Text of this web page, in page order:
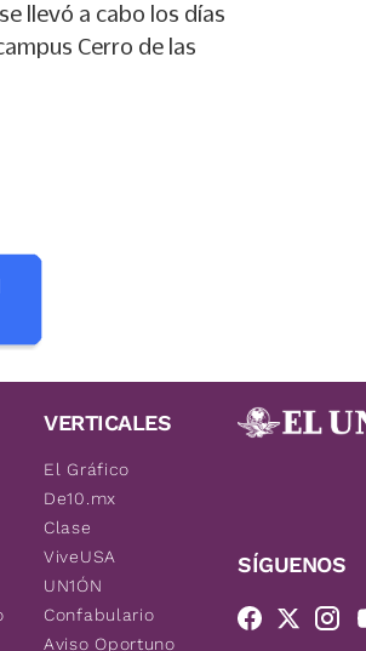
llevó a cabo los días
Cerro de las
VERTICALES
El Gráfico
De10.mx
Clase
ViveUSA
UN1ÓN
Confabulario
Aviso Oportuno
SÍGUENOS